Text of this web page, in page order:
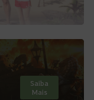
Saiba
Mais